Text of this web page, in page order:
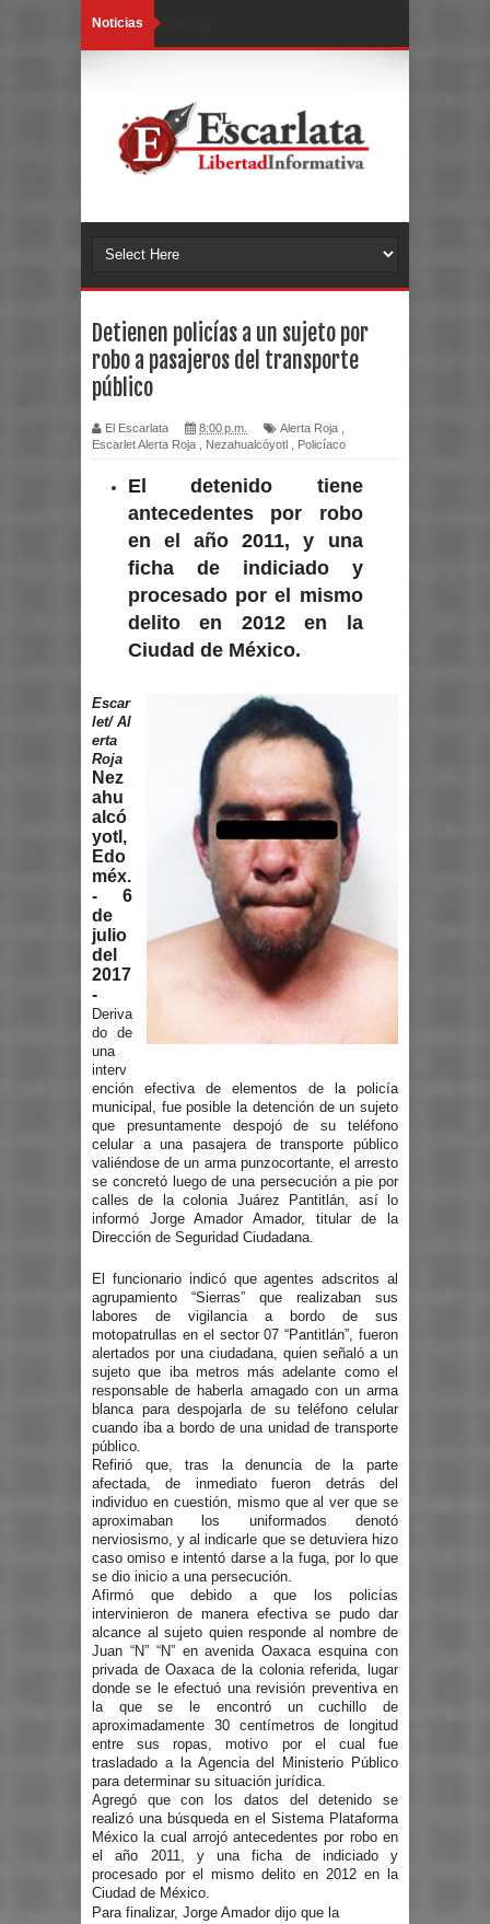
Noticias
Detienen policías a un sujeto por
robo a pasajeros del transporte
público
El Escarlata 8:00 p.m. Alerta Roja
Escarlet Alerta Roja
Nezahualcóyotl Policíaco
El detenido tiene
antecedentes por robo
en el año 2011, y una
ficha de indiciado y
procesado por el mismo
delito en 2012 en la
Ciudad de México.
Escar
let/ Al
erta
Roja
Nez
ahu
alcó
yotl,
Edo
méx.
- 6
de
julio
del
2017
-
Deriva
do de
una
interv
ención efectiva de elementos de la policía
municipal, fue posible la detención de un sujeto
que presuntamente despojó de su teléfono
celular a una pasajera de transporte público
valiéndose de un arma punzocortante, el arresto
se concretó luego de una persecución a pie por
calles de la colonia Juárez Pantitlán, así lo
informó Jorge Amador Amador, titular de la
Dirección de Seguridad Ciudadana.
El funcionario indicó que agentes adscritos al
agrupamiento “Sierras” que realizaban sus
labores de vigilancia a bordo de sus
motopatrullas en el sector 07 “Pantitlán”, fueron
alertados por una ciudadana, quien señaló a un
sujeto que iba metros más adelante como el
responsable de haberla amagado con un arma
blanca para despojarla de su teléfono celular
cuando iba a bordo de una unidad de transporte
público.
Refirió que, tras la denuncia de la parte
afectada, de inmediato fueron detrás del
individuo en cuestión, mismo que al ver que se
aproximaban los uniformados denotó
nerviosismo, y al indicarle que se detuviera hizo
caso omiso e intentó darse a la fuga, por lo que
se dio inicio a una persecución.
Afirmó que debido a que los policías
intervinieron de manera efectiva se pudo dar
alcance al sujeto quien responde al nombre de
Juan “N” “N” en avenida Oaxaca esquina con
privada de Oaxaca de la colonia referida, lugar
donde se le efectuó una revisión preventiva en
la que se le encontró un cuchillo de
aproximadamente 30 centímetros de longitud
entre sus ropas, motivo por el cual fue
trasladado a la Agencia del Ministerio Público
para determinar su situación jurídica.
Agregó que con los datos del detenido se
realizó una búsqueda en el Sistema Plataforma
México la cual arrojó antecedentes por robo en
el año 2011, y una ficha de indiciado y
procesado por el mismo delito en 2012 en la
Ciudad de México.
Para finalizar, Jorge Amador dijo que la